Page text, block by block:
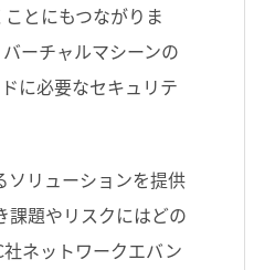
とにもつながりま
ーチャルマシーンの
に必要なセキュリテ
ソリューションを提供
題やリスクにはどの
ネットワークエバン